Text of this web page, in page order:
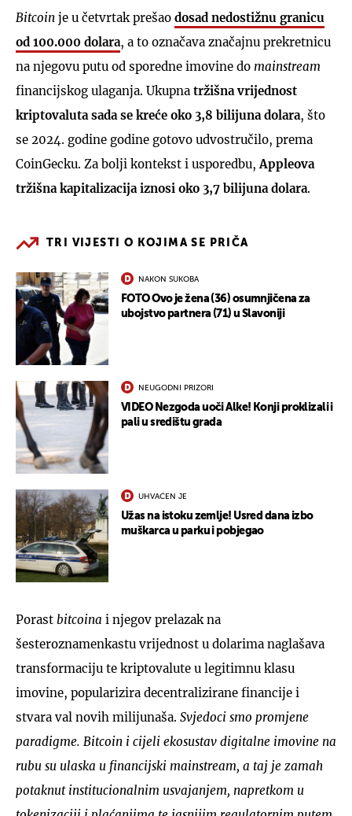
Bitcoin je u četvrtak prešao dosad nedostižnu granicu
od 100.000 dolara, a to označava značajnu prekretnicu
na njegovu putu od sporedne imovine do mainstream
financijskog ulaganja. Ukupna tržišna vrijednost
kriptovaluta sada se kreće oko 3,8 bilijuna dolara, što
se 2024. godine godine gotovo udvostručilo, prema
CoinGecku. Za bolji kontekst i usporedbu, Appleova
tržišna kapitalizacija iznosi oko 3,7 bilijuna dolara.
TRI VIJESTI O KOJIMA SE PRIČA
NAKON SUKOBA
FOTO Ovo je žena (36) osumnjičena za
ubojstvo partnera (71) u Slavoniji
NEUGODNI PRIZORI
VIDEO Nezgoda uoči Alke! Konji proklizali i
pali u središtu grada
UHVAĆEN JE
Užas na istoku zemlje! Usred dana izbo
muškarca u parku i pobjegao
Porast bitcoina i njegov prelazak na
šesteroznamenkastu vrijednost u dolarima naglašava
transformaciju te kriptovalute u legitimnu klasu
imovine, popularizira decentralizirane financije i
stvara val novih milijunaša. Svjedoci smo promjene
paradigme. Bitcoin i cijeli ekosustav digitalne imovine na
rubu su ulaska u financijski mainstream, a taj je zamah
potaknut institucionalnim usvajanjem, napretkom u